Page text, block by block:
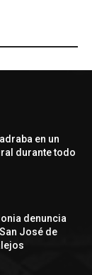
en un
durante todo
denuncia
José de